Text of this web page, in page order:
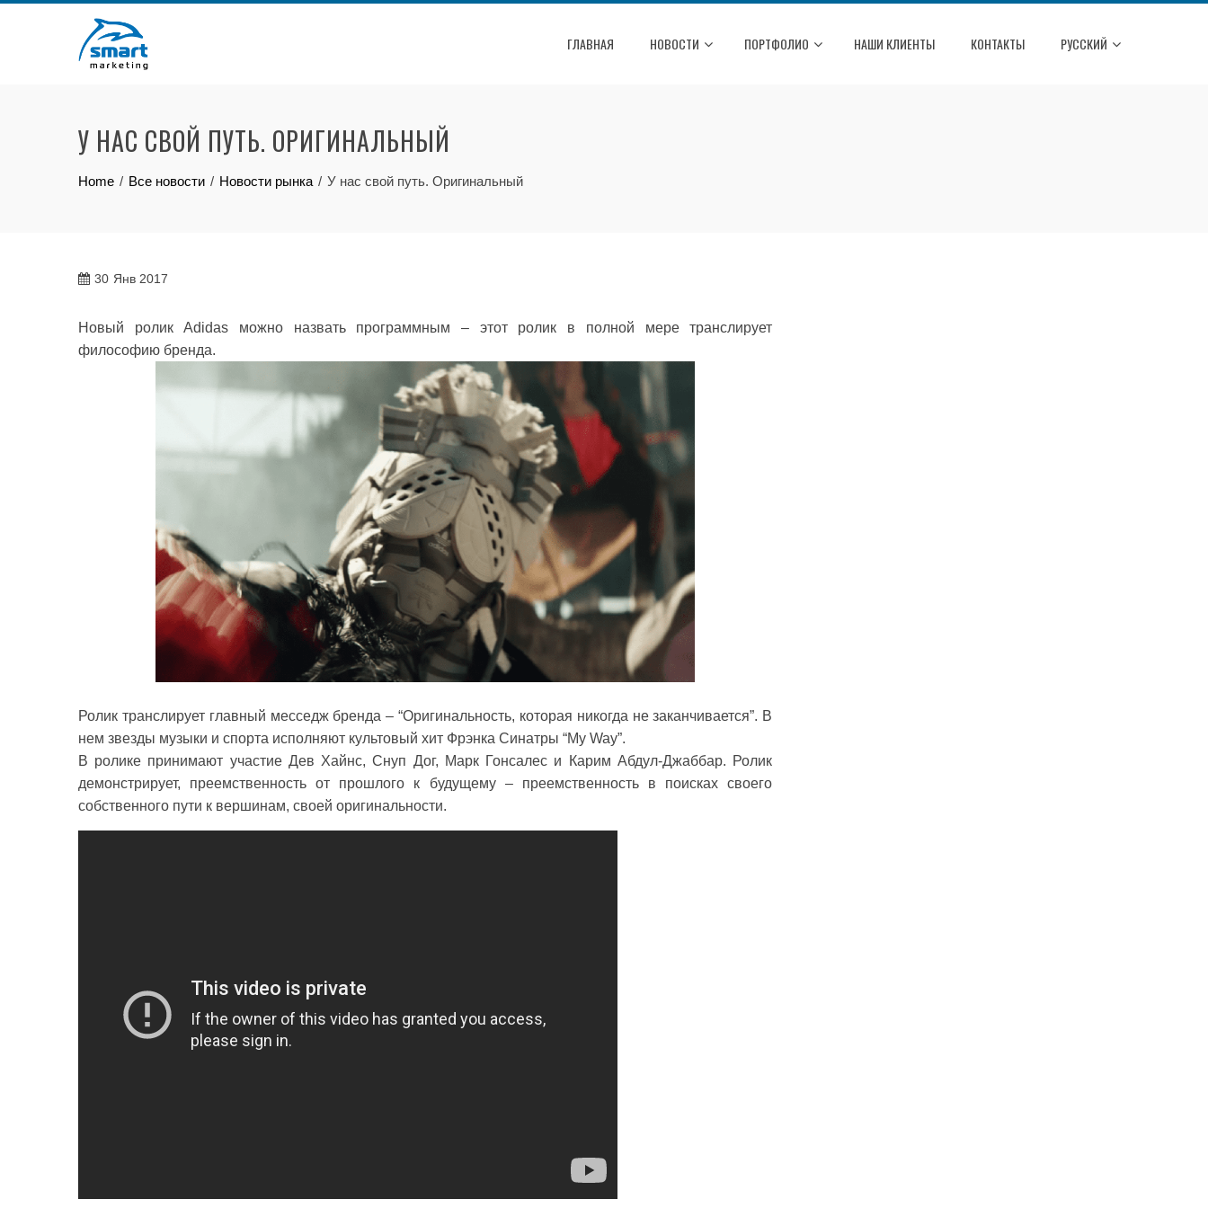
ГЛАВНАЯ НОВОСТИ ПОРТФОЛИО НАШИ КЛИЕНТЫ КОНТАКТЫ РУССКИЙ
У НАС СВОЙ ПУТЬ. ОРИГИНАЛЬНЫЙ
Home Все новости Новости рынка У нас свой путь. Оригинальный
30 Янв 2017
Новый ролик Adidas можно назвать программным – этот ролик в полной мере транслирует
философию бренда.
Ролик транслирует главный месседж бренда – “Оригинальность, которая никогда не заканчивается”. В
нем звезды музыки и спорта исполняют культовый хит Фрэнка Синатры “My Way”.
В ролике принимают участие Дев Хайнс, Снуп Дог, Марк Гонсалес и Карим Абдул-Джаббар. Ролик
демонстрирует, преемственность от прошлого к будущему – преемственность в поисках своего
собственного пути к вершинам, своей оригинальности.